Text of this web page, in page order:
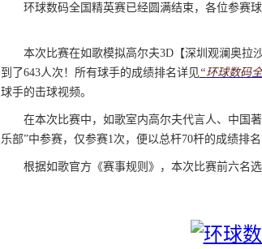
环球数码全国精英赛已经圆满结束，各位参赛球
本次比赛在如歌模拟高尔夫3D【深圳观澜奥拉
到了643人次！ 所有球手的成绩排名详见 “环球数码
球手的击球视频。
在本次比赛中，如歌室内高尔夫代言人、中国
乐部”中参赛，仅参赛1次，便以总杆70杆的成绩排名
根据如歌官方《赛事规则》， 本次 比赛前六名